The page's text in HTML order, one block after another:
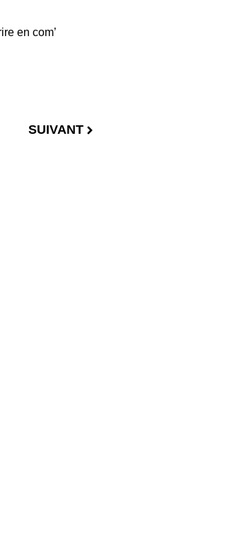
en com’
SUIVANT